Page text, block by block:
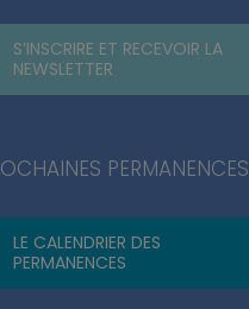
S’INSCRIRE ET RECEVOIR LA
NEWSLETTER
PERMANENCES
LE CALENDRIER DES
PERMANENCES